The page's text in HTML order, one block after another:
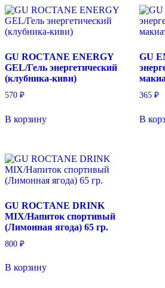
GU ROCTANE ENERGY
GEL/Гель энергетический
(клубника-киви)
570 ₽
В корзину
GU
365 ₽
В
GU ROCTANE DRINK
MIX/Напиток спортивый
(Лимонная ягода) 65 гр.
800 ₽
В корзину